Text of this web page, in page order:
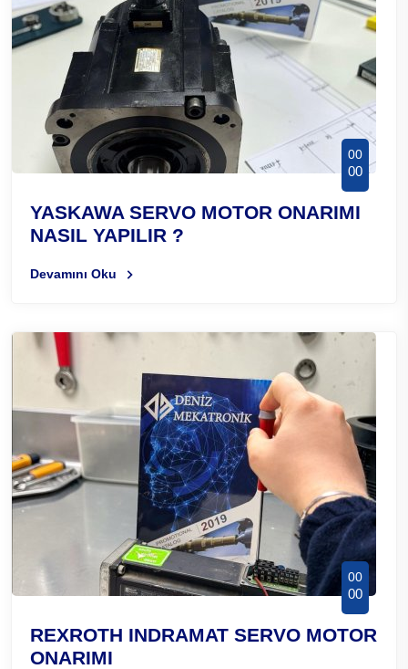
00
00
YASKAWA SERVO MOTOR ONARIMI
NASIL YAPILIR ?
Devamını Oku
00
00
REXROTH INDRAMAT SERVO MOTOR
ONARIMI